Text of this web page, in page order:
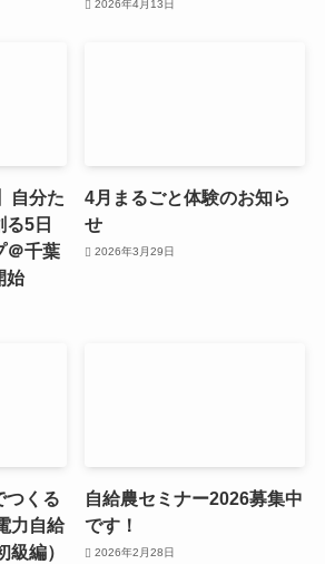
2026年4月13日
自分た
る5日
＠千葉
始
4月まるごと体験のお知ら
せ
2026年3月29日
つくる
力自給
級編）
自給農セミナー2026募集中
です！
2026年2月28日